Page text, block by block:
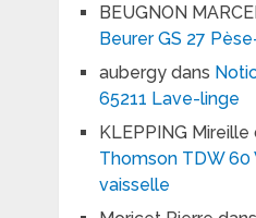
BEUGNON
Beurer GS 27
aubergydans
65211 Lave-linge
KLEPPING Mireille
Thomson TDW 60
vaisselle